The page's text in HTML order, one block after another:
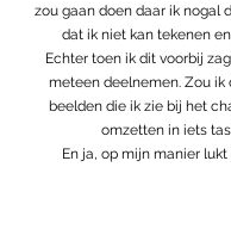
zou gaan doen daar ik nogal
dat ik niet kan tekenen
Echter toen ik dit voorbij
meteen deelnemen. Zou ik
beelden die ik zie bij het
omzetten in iets
En ja, op mijn manier